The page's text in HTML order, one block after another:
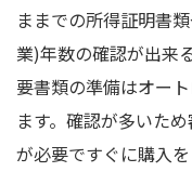
ままでの所得証明書
業)年数の確認が出来
要書類の準備はオー
ます。確認が多いた
が必要ですぐに購入